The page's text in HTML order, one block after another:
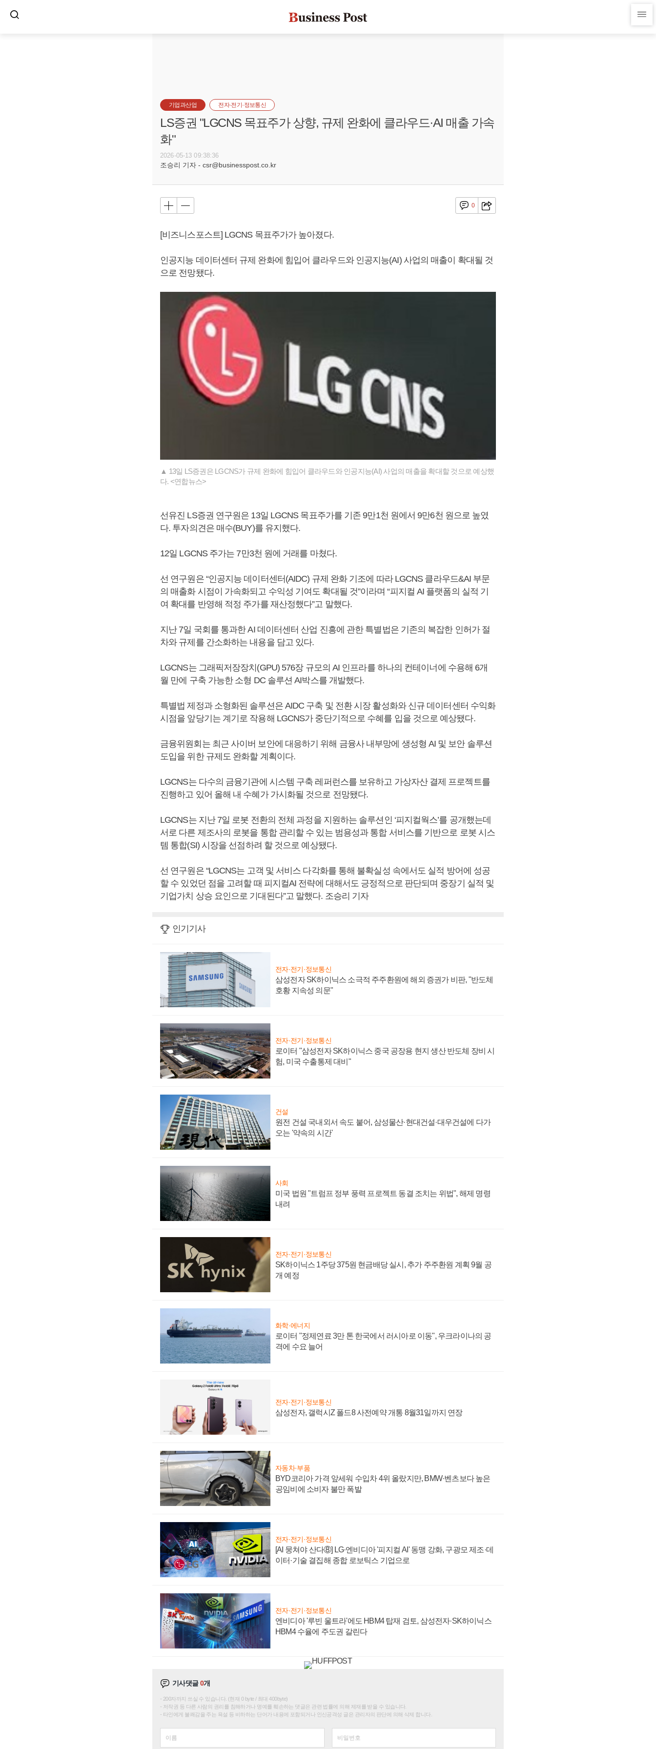
기업과산업 전자·전기·정보통신
LS증권 "LGCNS 목표주가 상향, 규제 완화에 클라우드·AI 매출 가속
화"
2026-05-13 09:38:36
조승리 기자 - csr@businesspost.co.kr
0
[비즈니스포스트] LGCNS 목표주가가 높아졌다.
인공지능 데이터센터 규제 완화에 힘입어 클라우드와 인공지능(AI) 사업의 매출이 확대될 것
으로 전망됐다.
▲ 13일 LS증권은 LGCNS가 규제 완화에 힘입어 클라우드와 인공지능(AI) 사업의 매출을 확대할 것으로 예상했
다. <연합뉴스>
선유진 LS증권 연구원은 13일 LGCNS 목표주가를 기존 9만1천 원에서 9만6천 원으로 높였
다. 투자의견은 매수(BUY)를 유지했다.
12일 LGCNS 주가는 7만3천 원에 거래를 마쳤다.
선 연구원은 “인공지능 데이터센터(AIDC) 규제 완화 기조에 따라 LGCNS 클라우드&AI 부문
의 매출화 시점이 가속화되고 수익성 기여도 확대될 것”이라며 “피지컬 AI 플랫폼의 실적 기
여 확대를 반영해 적정 주가를 재산정했다”고 말했다.
지난 7일 국회를 통과한 AI 데이터센터 산업 진흥에 관한 특별법은 기존의 복잡한 인허가 절
차와 규제를 간소화하는 내용을 담고 있다.
LGCNS는 그래픽저장장치(GPU) 576장 규모의 AI 인프라를 하나의 컨테이너에 수용해 6개
월 만에 구축 가능한 소형 DC 솔루션 AI박스를 개발했다.
특별법 제정과 소형화된 솔루션은 AIDC 구축 및 전환 시장 활성화와 신규 데이터센터 수익화
시점을 앞당기는 계기로 작용해 LGCNS가 중단기적으로 수혜를 입을 것으로 예상됐다.
금융위원회는 최근 사이버 보안에 대응하기 위해 금융사 내부망에 생성형 AI 및 보안 솔루션
도입을 위한 규제도 완화할 계획이다.
LGCNS는 다수의 금융기관에 시스템 구축 레퍼런스를 보유하고 가상자산 결제 프로젝트를
진행하고 있어 올해 내 수혜가 가시화될 것으로 전망됐다.
LGCNS는 지난 7일 로봇 전환의 전체 과정을 지원하는 솔루션인 ‘피지컬웍스’를 공개했는데
서로 다른 제조사의 로봇을 통합 관리할 수 있는 범용성과 통합 서비스를 기반으로 로봇 시스
템 통합(SI) 시장을 선점하려 할 것으로 예상됐다.
선 연구원은 “LGCNS는 고객 및 서비스 다각화를 통해 불확실성 속에서도 실적 방어에 성공
할 수 있었던 점을 고려할 때 피지컬AI 전략에 대해서도 긍정적으로 판단되며 중장기 실적 및
기업가치 상승 요인으로 기대된다”고 말했다. 조승리 기자
인기기사
전자·전기·정보통신
삼성전자 SK하이닉스 소극적 주주환원에 해외 증권가 비판, "반도체
호황 지속성 의문"
전자·전기·정보통신
로이터 "삼성전자 SK하이닉스 중국 공장용 현지 생산 반도체 장비 시
험, 미국 수출통제 대비"
건설
원전 건설 국내외서 속도 붙어, 삼성물산·현대건설·대우건설에 다가
오는 '약속의 시간'
사회
미국 법원 "트럼프 정부 풍력 프로젝트 동결 조치는 위법", 해제 명령
내려
전자·전기·정보통신
SK하이닉스 1주당 375원 현금배당 실시, 추가 주주환원 계획 9월 공
개 예정
화학·에너지
로이터 "정제연료 3만 톤 한국에서 러시아로 이동", 우크라이나의 공
격에 수요 늘어
전자·전기·정보통신
삼성전자, 갤럭시Z 폴드8 사전예약 개통 8월31일까지 연장
자동차·부품
BYD코리아 가격 앞세워 수입차 4위 올랐지만, BMW·벤츠보다 높은
공임비에 소비자 불만 폭발
전자·전기·정보통신
[AI 뭉쳐야 산다⑧] LG·엔비디아 '피지컬 AI' 동맹 강화, 구광모 제조·데
이터·기술 결집해 종합 로보틱스 기업으로
전자·전기·정보통신
엔비디아 '루빈 울트라'에도 HBM4 탑재 검토, 삼성전자·SK하이닉스
HBM4 수율에 주도권 갈린다
기사댓글0개
200자까지 쓰실 수 있습니다. (현재 0 byte / 최대 400byte)
저작권 등 다른 사람의 권리를 침해하거나 명예를 훼손하는 댓글은 관련 법률에 의해 제재를 받을 수 있습니다.
타인에게 불쾌감을 주는 욕설 등 비하하는 단어가 내용에 포함되거나 인신공격성 글은 관리자의 판단에 의해 삭제 합니다.